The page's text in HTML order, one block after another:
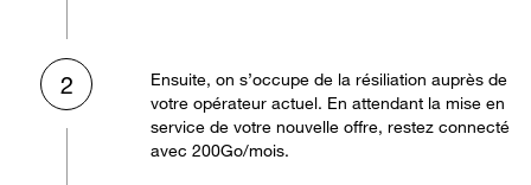
2
Ensuite, on s’occupe de la résiliation auprès de
votre opérateur actuel. En attendant la mise en
service de votre nouvelle offre, restez connecté
avec 200Go/mois.